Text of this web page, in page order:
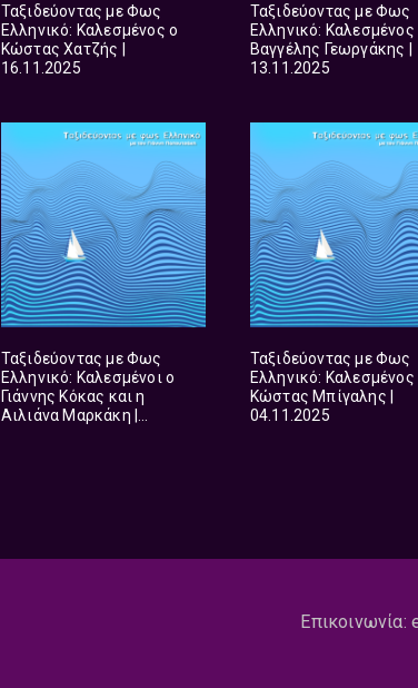
Ταξιδεύοντας με Φως
Ελληνικό: Καλεσμένος ο
Κώστας Χατζής |
16.11.2025
Ταξιδεύοντας με Φως
Ελληνικό: Καλεσμένος
Βαγγέλης Γεωργάκης |
13.11.2025
Ταξιδεύοντας με Φως
Ελληνικό: Καλεσμένοι ο
Γιάννης Κόκας και η
Αιλιάνα Μαρκάκη |
Ταξιδεύοντας με Φως
Ελληνικό: Καλεσμένος
Κώστας Μπίγαλης |
04.11.2025
Επικοινωνία: